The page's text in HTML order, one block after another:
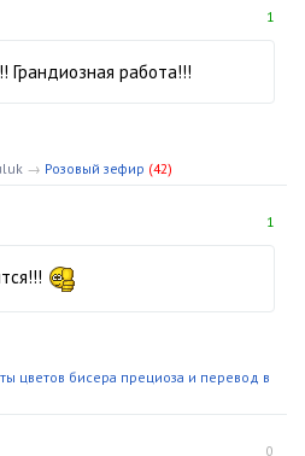
1
Грандиозная работа!!!
→ Розовый зефир (42)
1
цветов бисера прециоза и перевод в
0